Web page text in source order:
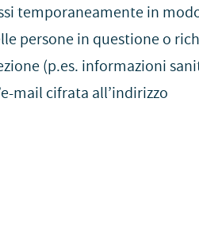
temporaneamente in
persone in questione o
(p.es. informazioni
mail cifrata all’indirizzo